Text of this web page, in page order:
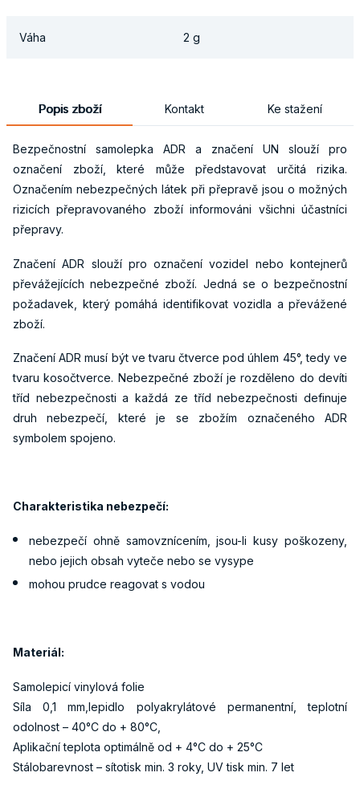
Váha 2 g
Popis zboží Kontakt Ke stažení
Bezpečnostní samolepka ADR a značení UN slouží pro
označení zboží, které může představovat určitá rizika.
Označením nebezpečných látek při přepravě jsou o možných
rizicích přepravovaného zboží informováni všichni účastníci
přepravy.
Značení ADR slouží pro označení vozidel nebo kontejnerů
převážejících nebezpečné zboží. Jedná se o bezpečnostní
požadavek, který pomáhá identifikovat vozidla a převážené
zboží.
Značení ADR musí být ve tvaru čtverce pod úhlem 45°, tedy ve
tvaru kosočtverce. Nebezpečné zboží je rozděleno do devíti
tříd nebezpečnosti a každá ze tříd nebezpečnosti definuje
druh nebezpečí, které je se zbožím označeného ADR
symbolem spojeno.
Charakteristika nebezpečí:
nebezpečí ohně samovznícením, jsou-li kusy poškozeny,
nebo jejich obsah vyteče nebo se vysype
mohou prudce reagovat s vodou
Materiál:
Samolepicí vinylová folie
Síla 0,1 mm,lepidlo polyakrylátové permanentní, teplotní
odolnost – 40°C do + 80°C,
Aplikační teplota optimálně od + 4°C do + 25°C
Stálobarevnost – sítotisk min. 3 roky, UV tisk min. 7 let